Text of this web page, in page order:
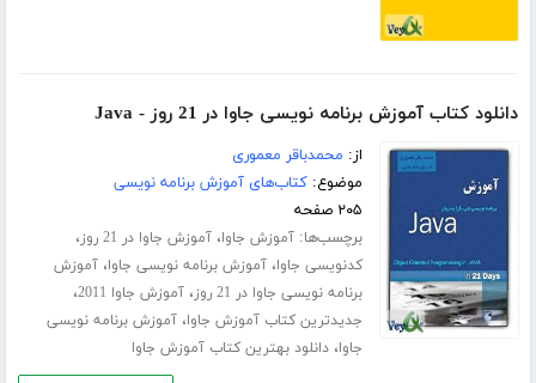
دانلود کتاب آموزش برنامه نویسی جاوا در 21 روز - Java
از: محمدباقر معموری
موضوع:کتاب‌های آموزش برنامه نویسی
۲۰۵ صفحه
برچسب‌ها:آموزش جاوا،آموزش جاوا در 21 روز ،
کدنویسی جاوا،آموزش برنامه نویسی جاوا،آموزش
برنامه نویسی جاوا در 21 روز
،آموزش جاوا 2011 ،
جدیدترین کتاب آموزش جاوا،آموزش برنامه نویسی
جاوا،دانلود بهترین کتاب آموزش جاوا